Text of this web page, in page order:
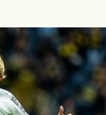
blir
HŠK Zrinjski